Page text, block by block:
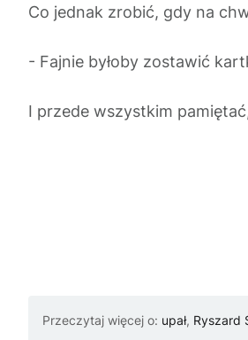
Co jednak zrobić, gdy na
- Fajnie byłoby zostawić
I przede wszystkim
Przeczytaj więcej o: upał, Ryszard